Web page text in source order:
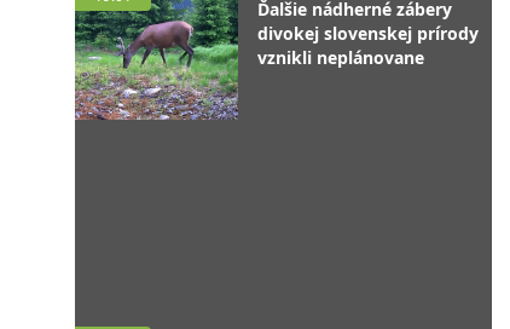
Ďalšie nádherné zábery
divokej slovenskej prírody
vznikli neplánovane